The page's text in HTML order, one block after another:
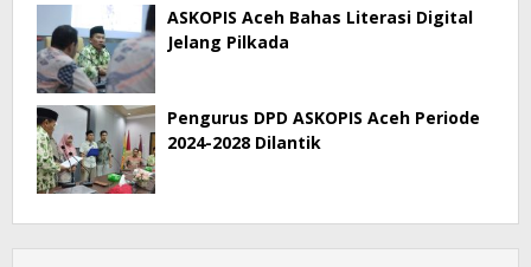
ASKOPIS Aceh Bahas Literasi Digital
Jelang Pilkada
Pengurus DPD ASKOPIS Aceh Periode
2024-2028 Dilantik